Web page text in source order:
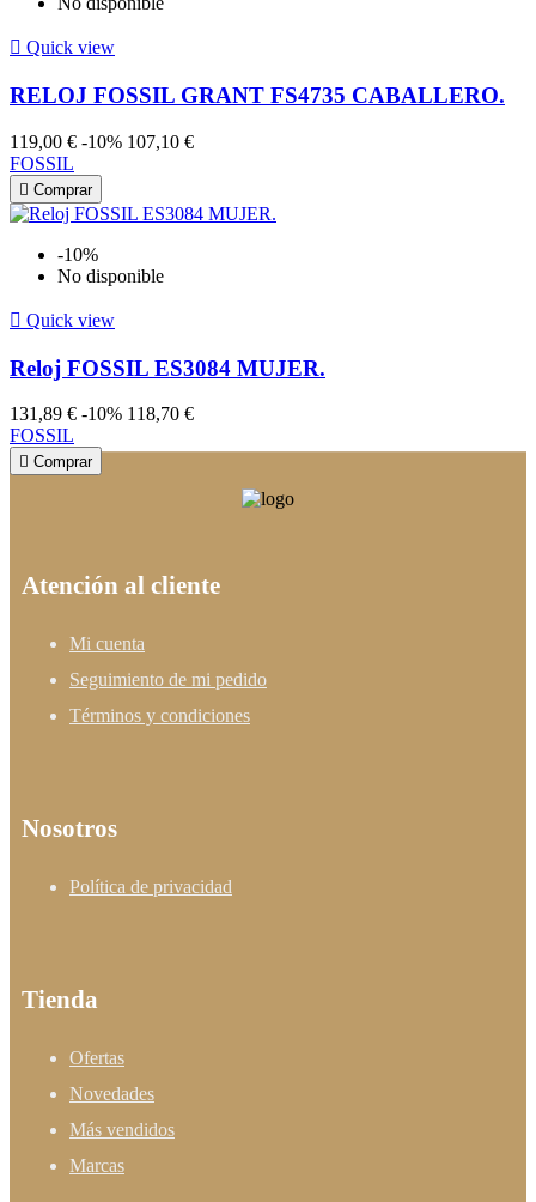
 Quick view
RELOJ FOSSIL GRANT FS4735 CABALLERO.
119,00 € -10% 107,10 €
FOSSIL
 Comprar
-10%
No disponible
 Quick view
Reloj FOSSIL ES3084 MUJER.
131,89 € -10% 118,70 €
FOSSIL
 Comprar
Atención al cliente
Mi cuenta
Seguimiento de mi pedido
Términos y condiciones
Nosotros
Política de privacidad
Tienda
Ofertas
Novedades
Más vendidos
Marcas